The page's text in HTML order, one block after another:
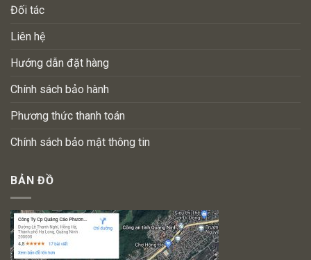
Đối tác
Liên hệ
Hướng dẫn đặt hàng
Chính sách bảo hành
Phương thức thanh toán
Chính sách bảo mật thông tin
BẢN ĐỒ